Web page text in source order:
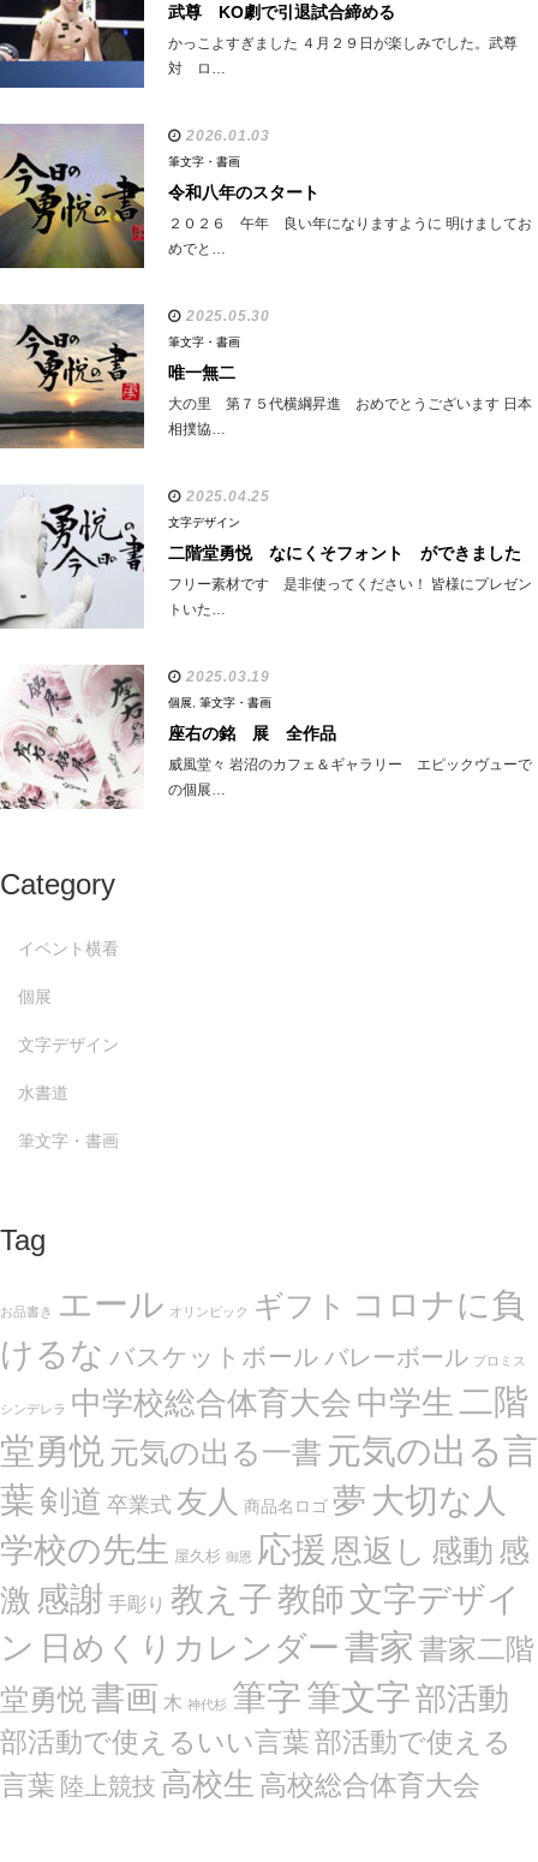
武尊 KO劇で引退試合締める
かっこよすぎました ４月２９日が楽しみでした。武尊
対 ロ…
2026.01.03
筆文字・書画
令和八年のスタート
２０２６ 午年 良い年になりますように 明けましてお
めでと…
2025.05.30
筆文字・書画
唯一無二
大の里 第７５代横綱昇進 おめでとうございます 日本
相撲協…
2025.04.25
文字デザイン
二階堂勇悦 なにくそフォント ができました
フリー素材です 是非使ってください！ 皆様にプレゼン
トいた…
2025.03.19
個展 筆文字・書画
座右の銘 展 全作品
威風堂々 岩沼のカフェ＆ギャラリー エピックヴューで
の個展…
Category
イベント横看
個展
文字デザイン
水書道
筆文字・書画
Tag
お品書き エール オリンピック ギフト コロナに負
けるな バスケットボール バレーボール プロミス
シンデレラ 中学校総合体育大会 中学生 二階
堂勇悦 元気の出る一書 元気の出る言
葉剣道 卒業式 友人 商品名ロゴ 夢 大切な人
学校の先生
屋久杉 御恩 応援 恩返し 感動 感
激 感謝 手彫り 教え子教師文字デザイ
ン 日めくりカレンダー 書家 書家二階
堂勇悦書画 木 神代杉 筆字筆文字部活動
部活動で使えるいい言葉部活動で使える
言葉 陸上競技 高校生 高校総合体育大会